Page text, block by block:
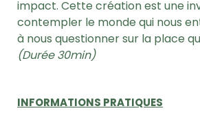
impact. Cette création est une
contempler le monde qui nous
à nous questionner sur la place
(Durée 30min)
INFORMATIONS PRATIQUES